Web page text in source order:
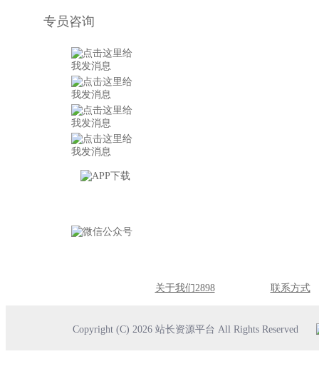
专员咨询
关于我们2898 联系方式
Copyright (C) 2026 站长资源平台 All Rights Reserved